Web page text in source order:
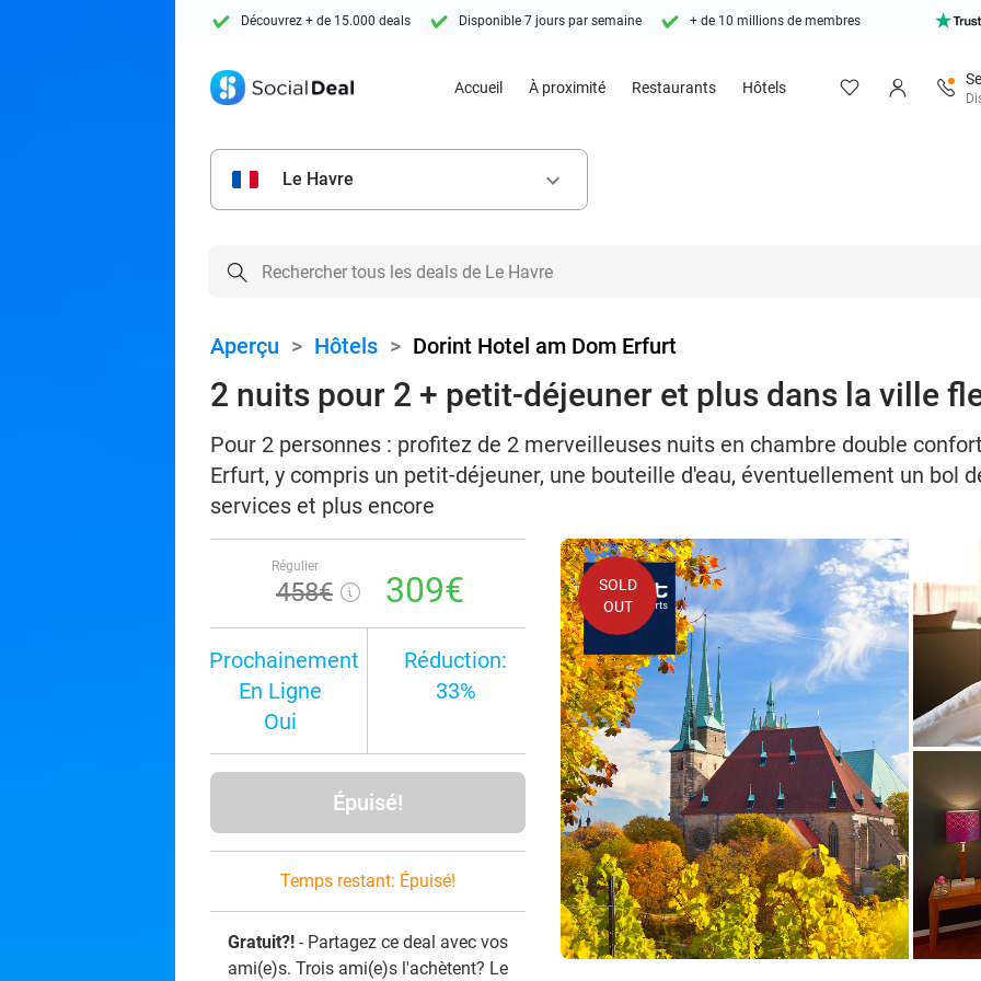
Découvrez + de 15.000 deals Disponible 7 jours par semaine + de 10 millions de membres
Accueil À proximité Restaurants Hôtels
Le Havre keyboard_arrow_down
Aperçu > Hôtels > Dorint Hotel am Dom Erfurt
2 nuits pour 2 + petit-déjeuner et plus dans la ville
Pour 2 personnes : profitez de 2 merveilleuses nuits en chambre double
Erfurt, y compris un petit-déjeuner, une bouteille d'eau, éventuellement un bol
services et plus encore
Régulier
458€ 309€
Prochainement
En Ligne
Oui
Réduction:
33%
Épuisé!
Temps restant: Épuisé!
Gratuit?! - Partagez ce deal avec vos
ami(e)s. Trois ami(e)s l'achètent? Le
SOLD
OUT